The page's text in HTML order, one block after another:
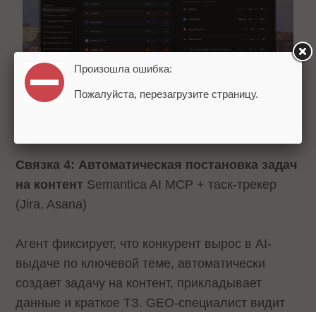
Связка 4: Автоматическая постановка задач
на контент Semantica AI MCP + таск-трекер
(Jira, Asana)
Агент фиксирует, что конкурент вырос в AI-
выдаче по ключевой теме, автоматически
создает задачу на контент, прикладывает
данные и краткое ТЗ. GEO-специалист видит
Произошла ошибка:
Пожалуйста, перезагрузите страницу.